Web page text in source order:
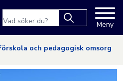
till innehåll
results.
Meny
och pedagogisk omsorg